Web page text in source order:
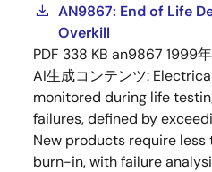
AN9867: End of Life
Overkill
PDF 338 KB an9867 1999年
AI生成コンテンツ:
monitored during life
failures, defined by
New products require less
burn-in, with failure